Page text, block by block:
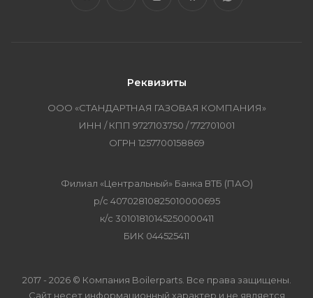
Реквизиты
ООО «СТАНДАРТНАЯ ГАЗОВАЯ КОМПАНИЯ»
ИНН / КПП 9727103750 / 772701001
ОГРН 1257700158869
Филиал «Центральный» Банка ВТБ (ПАО)
р/с 40702810825010000695
к/с 30101810145250000411
БИК 044525411
2017 - 2026 © Компания Boilerparts. Все права защищены.
Сайт несет информационный характер и не является